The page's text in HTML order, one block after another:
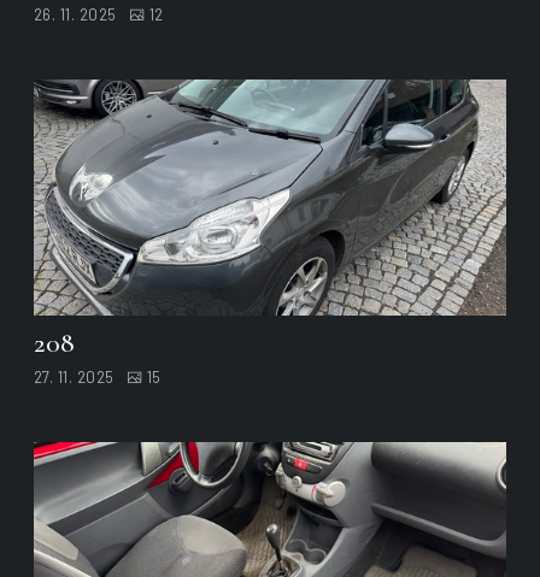
26. 11. 2025 12
208
27. 11. 2025 15